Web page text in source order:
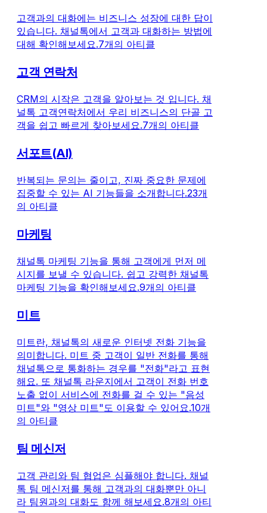
고객과의 대화에는 비즈니스 성장에 대한 답이
있습니다. 채널톡에서 고객과 대화하는 방법에
대해 확인해보세요.7개의 아티클
고객 연락처
CRM의 시작은 고객을 알아보는 것 입니다. 채
널톡 고객연락처에서 우리 비즈니스의 단골 고
객을 쉽고 빠르게 찾아보세요.7개의 아티클
서포트(AI)
반복되는 문의는 줄이고, 진짜 중요한 문제에
집중할 수 있는 AI 기능들을 소개합니다.23개
의 아티클
마케팅
채널톡 마케팅 기능을 통해 고객에게 먼저 메
시지를 보낼 수 있습니다. 쉽고 강력한 채널톡
마케팅 기능을 확인해보세요.9개의 아티클
미트
미트란, 채널톡의 새로운 인터넷 전화 기능을
의미합니다. 미트 중 고객이 일반 전화를 통해
채널톡으로 통화하는 경우를 "전화"라고 표현
해요. 또 채널톡 라운지에서 고객이 전화 번호
노출 없이 서비스에 전화를 걸 수 있는 "음성
미트"와 "영상 미트"도 이용할 수 있어요.10개
의 아티클
팀 메신저
고객 관리와 팀 협업은 심플해야 합니다. 채널
톡 팀 메신저를 통해 고객과의 대화뿐만 아니
라 팀원과의 대화도 함께 해보세요.8개의 아티